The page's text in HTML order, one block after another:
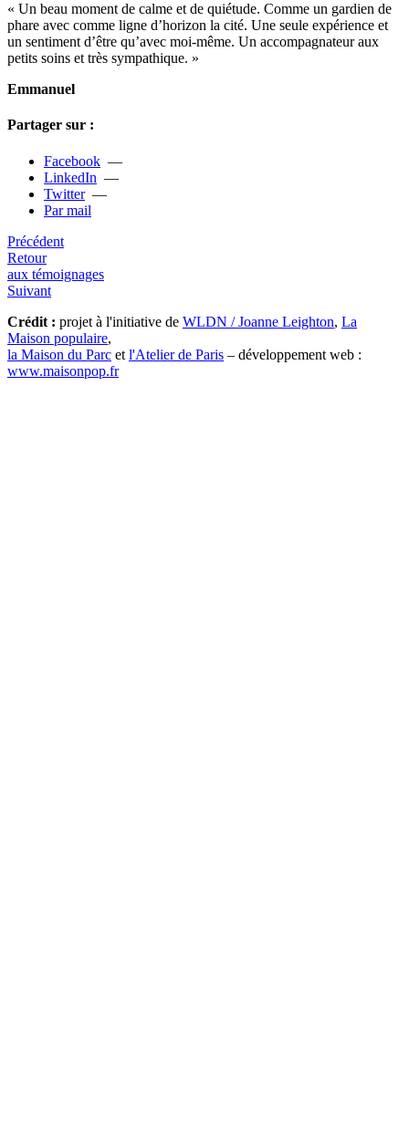
« Un beau moment de calme et de quié­tude. Comme un gar­dien de
phare avec comme ligne d’hori­zon la cité. Une seule expé­rience et
un sen­ti­ment d’être qu’avec moi-même. Un accom­pa­gna­teur aux
petits soins et très sym­pa­thi­que. »
Emmanuel
Partager sur :
Facebook —
LinkedIn —
Twitter—
Par mail
Précédent
Retour
aux témoignages
Suivant
Crédit : projet à l'initiative de WLDN / Joanne Leighton, La
Maison populaire,
la Maison du Parc et l'Atelier de Paris – développement web :
www.maisonpop.fr